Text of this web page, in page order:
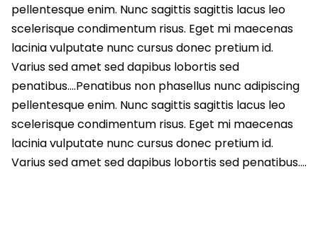
pellentesque enim. Nunc sagittis sagittis lacus leo
scelerisque condimentum risus. Eget mi maecenas
lacinia vulputate nunc cursus donec pretium id.
Varius sed amet sed dapibus lobortis sed
penatibus….Penatibus non phasellus nunc adipiscing
pellentesque enim. Nunc sagittis sagittis lacus leo
scelerisque condimentum risus. Eget mi maecenas
lacinia vulputate nunc cursus donec pretium id.
Varius sed amet sed dapibus lobortis sed penatibus….